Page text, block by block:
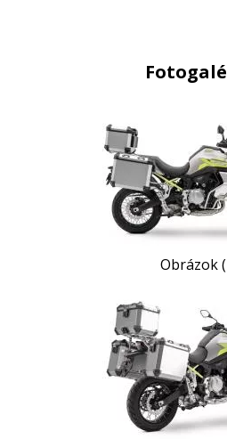
Obrázok